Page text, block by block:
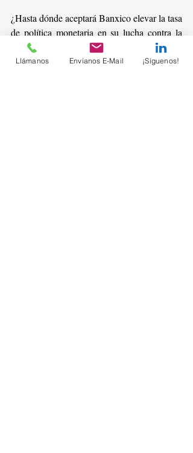
¿Hasta dónde aceptará Banxico elevar la tasa
de política monetaria en su lucha contra la
inflación?
Llámanos Envíanos E-Mail ¡Síguenos!